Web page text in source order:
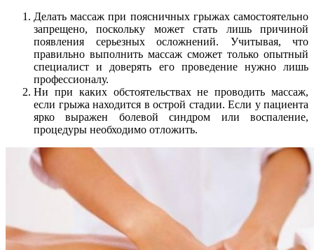
Делать массаж при поясничных грыжах самостоятельно
запрещено, поскольку может стать лишь причиной
появления серьезных осложнений. Учитывая, что
правильно выполнить массаж сможет только опытный
специалист и доверять его проведение нужно лишь
профессионалу.
Ни при каких обстоятельствах не проводить массаж,
если грыжа находится в острой стадии. Если у пациента
ярко выражен болевой синдром или воспаление,
процедуры необходимо отложить.